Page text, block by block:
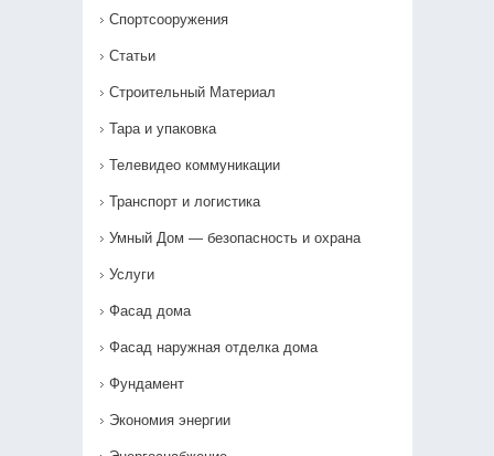
Спортсооружения
Статьи
Строительный Материал
Тара и упаковка
Телевидео коммуникации
Транспорт и логистика
Умный Дом — безопасность и охрана
Услуги
Фасад дома
Фасад наружная отделка дома
Фундамент
Экономия энергии